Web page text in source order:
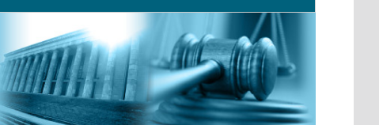
Contacto